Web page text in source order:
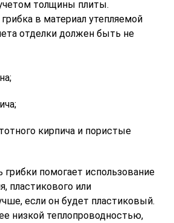
толщины плиты.
в материал утепляемой
отделки должен быть не
кирпича и пористые
помогает использование
пластикового или
если он будет пластиковый.
низкой теплопроводностью,